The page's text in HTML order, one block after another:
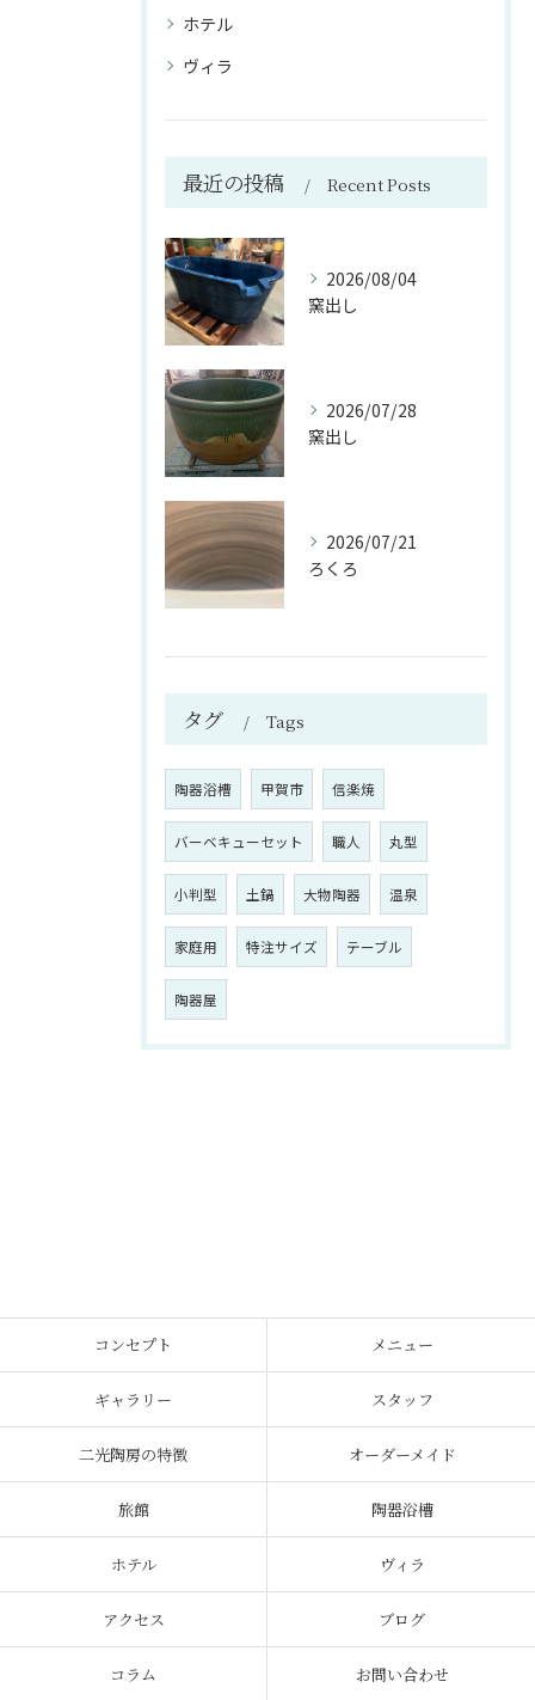
ホテル
ヴィラ
最近の投稿 Recent Posts
2026/08/04
窯出し
2026/07/28
窯出し
2026/07/21
ろくろ
タグ Tags
陶器浴槽 甲賀市 信楽焼
バーベキューセット 職人 丸型
小判型 土鍋 大物陶器 温泉
家庭用 特注サイズ テーブル
陶器屋
コンセプト メニュー
ギャラリー スタッフ
二光陶房の特徴 オーダーメイド
旅館 陶器浴槽
ホテル ヴィラ
アクセス ブログ
コラム お問い合わせ